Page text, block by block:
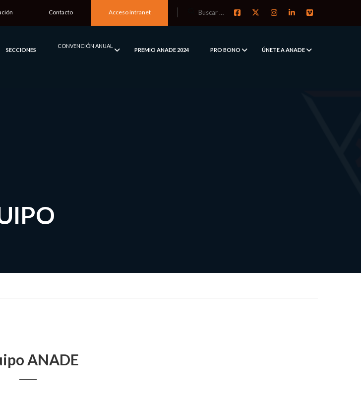
Contacto Acceso Intranet
SECCIONES
CONVENCIÓN ANUAL
PREMIO ANADE 2024 PRO BONO ÚNETE A ANADE
ANADE